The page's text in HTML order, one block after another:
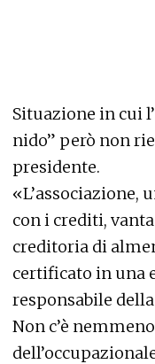
Situazione in cui
nido” però non
presidente.
«L’associazione,
con i crediti,
creditoria di
certificato in una
responsabile
Non c’è